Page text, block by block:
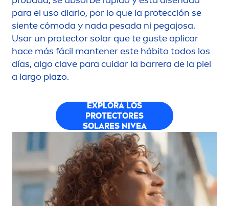
para el uso diario, por lo que la protección se
siente cómoda y nada pesada ni pegajosa.
Usar un protector solar que te guste aplicar
hace más fácil mantener este hábito todos los
días, algo clave para cuidar la barrera de la piel
a largo plazo.
EXPLORA LOS
PROTECTORES
SOLARES NIVEA